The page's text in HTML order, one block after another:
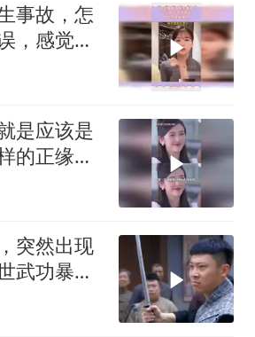
事故，怎
，感觉像
是应该是
的正缘已
突然出现
武功暴打